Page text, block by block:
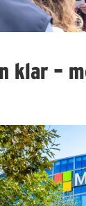
klar –